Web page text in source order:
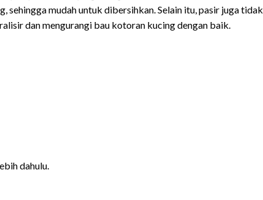
sehingga mudah untuk dibersihkan. Selain itu, pasir juga tidak
dan mengurangi bau kotoran kucing dengan baik.
dahulu.